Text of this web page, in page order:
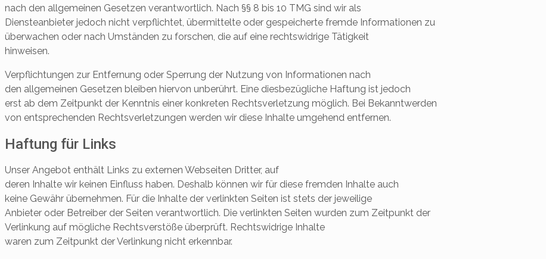
nach den allgemeinen Gesetzen verantwortlich. Nach §§ 8 bis 10 TMG sind wir als
Diensteanbieter jedoch nicht verpflichtet, übermittelte oder gespeicherte fremde Informationen zu
überwachen oder nach Umständen zu forschen, die auf eine rechtswidrige Tätigkeit
hinweisen.
Verpflichtungen zur Entfernung oder Sperrung der Nutzung von Informationen nach
den allgemeinen Gesetzen bleiben hiervon unberührt. Eine diesbezügliche Haftung ist jedoch
erst ab dem Zeitpunkt der Kenntnis einer konkreten Rechtsverletzung möglich. Bei Bekanntwerden
von entsprechenden Rechtsverletzungen werden wir diese Inhalte umgehend entfernen.
Haftung für Links
Unser Angebot enthält Links zu externen Webseiten Dritter, auf
deren Inhalte wir keinen Einfluss haben. Deshalb können wir für diese fremden Inhalte auch
keine Gewähr übernehmen. Für die Inhalte der verlinkten Seiten ist stets der jeweilige
Anbieter oder Betreiber der Seiten verantwortlich. Die verlinkten Seiten wurden zum Zeitpunkt der
Verlinkung auf mögliche Rechtsverstöße überprüft. Rechtswidrige Inhalte
waren zum Zeitpunkt der Verlinkung nicht erkennbar.